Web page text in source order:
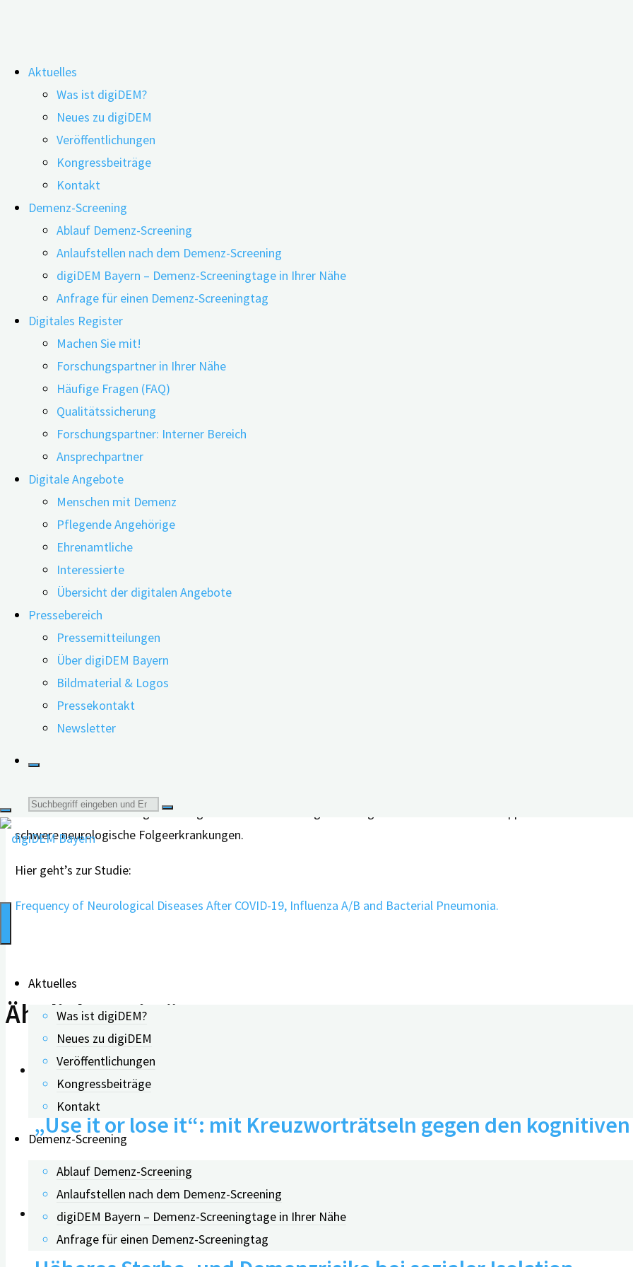
Inhalt
springen
Aktuelles
Was ist digiDEM?
Neues zu digiDEM
Veröffentlichungen
Kongressbeiträge
Kontakt
Demenz-Screening
Ablauf Demenz-Screening
Anlaufstellen nach dem Demenz-Screening
digiDEM Bayern – Demenz-Screeningtage in Ihrer Nähe
Anfrage für einen Demenz-Screeningtag
Digitales Register
Machen Sie mit!
Forschungspartner in Ihrer Nähe
Häufige Fragen (FAQ)
Qualitätssicherung
Forschungspartner: Interner Bereich
Ansprechpartner
Digitale Angebote
Menschen mit Demenz
Pflegende Angehörige
Ehrenamtliche
Interessierte
Übersicht der digitalen Angebote
Pressebereich
Pressemitteilungen
Über digiDEM Bayern
Bildmaterial & Logos
Pressekontakt
Newsletter
Suche
nach:
Aktuelles
Was ist digiDEM?
Neues zu digiDEM
Veröffentlichungen
Kongressbeiträge
Kontakt
Demenz-Screening
Ablauf Demenz-Screening
Anlaufstellen nach dem Demenz-Screening
digiDEM Bayern – Demenz-Screeningtage in Ihrer Nähe
Anfrage für einen Demenz-Screeningtag
Höheres Alzheimer-Risiko bei Covid-19-Patienten ￼
20.07.202212.06.2026
Wie sich Covid-19 auf die Häufigkeit neurologischer Erkrankungen auswirkt, zeigt eine aktuelle, breit
19-Patienten ein höheres Alzheimer-Risiko als Menschen, die Corona-negativ waren.
Die Studie über Langzeitfolgen von Covid-19 analysierte die elektronischen Gesundheitsdaten von knapp 920.000
Vielfältige neurologische Erkrankungen
Ziel der Studie war es, den Einfluss von Covid-19 auf
So trat die Erkrankung nach 12 Monaten 3,4-mal öfter auf. Im Vergleich mit weiteren neurologischen Erkrankungen
Delirium kann Auslöser sein
„Bemerkenswert ist, dass COVID-19-positive Personen im Vergleich zu COVID-negativen Personen häufiger ein
ebenfalls zur Entwicklung neurodegenerativer Erkrankungen beitragen. Auch die Influenza-Grippe und bakteriell
schwere neurologische Folgeerkrankungen.
Hier geht’s zur Studie:
Frequency of Neurological Diseases After COVID-19, Influenza A/B and Bacterial Pneumonia.
Ähnliche Beiträge
„Use it or lose it“: mit Kreuzworträtseln gegen den kognitiven
03.12.2019